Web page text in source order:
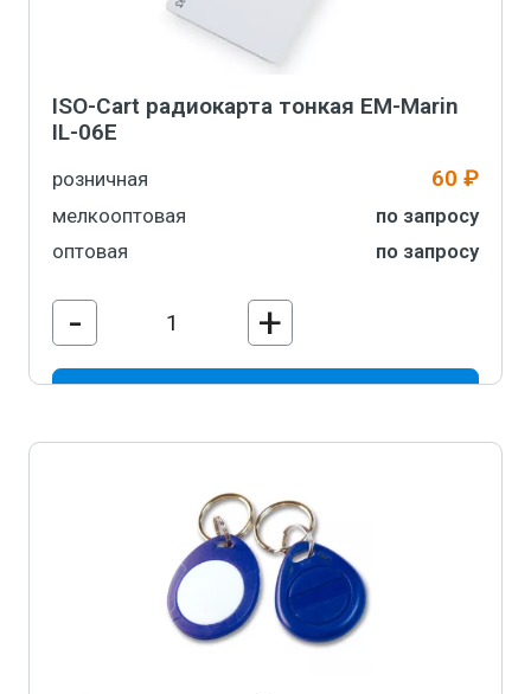
ISO-Cart радиокарта тонкая EM-Marin
IL-06E
розничная 60 ₽
мелкооптовая
по запросу
оптовая
по запросу
- +